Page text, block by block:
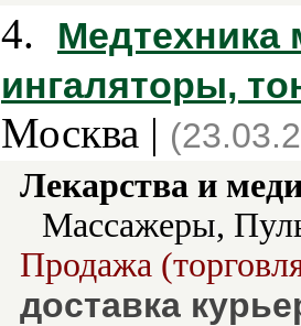
4.
Медтехника
ингаляторы,
Москва |
Лекарства и
Массажеры,
Продажа
доставка